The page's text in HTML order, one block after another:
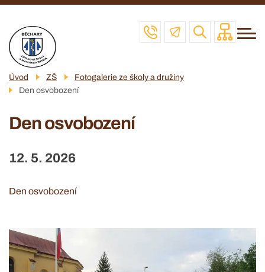
Přejít
hlavnímu
obsahu
Menu
navigace
MŠ
ŠD
ŠJ
KONTAKT
Úvod ZŠ
Fotogalerie ze školy a družiny
Den osvobození
Den osvobození
12. 5. 2026
Den osvobození